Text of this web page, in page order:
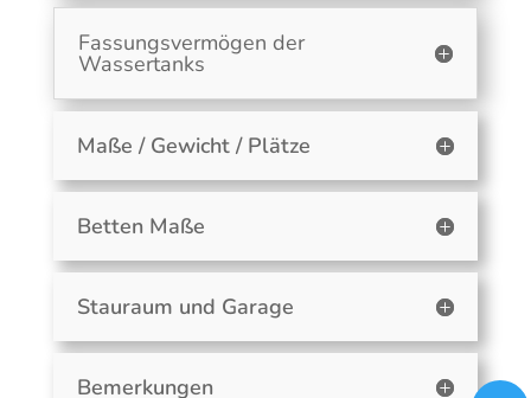
Fassungsvermögen der
Wassertanks
Maße / Gewicht / Plätze
Betten Maße
Stauraum und Garage
Bemerkungen